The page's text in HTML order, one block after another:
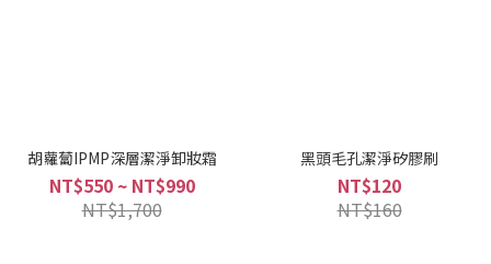
胡蘿蔔IPMP深層潔淨卸妝霜
NT$550 ~ NT$990
NT$1,700
黑頭毛孔潔淨矽膠刷
NT$120
NT$160